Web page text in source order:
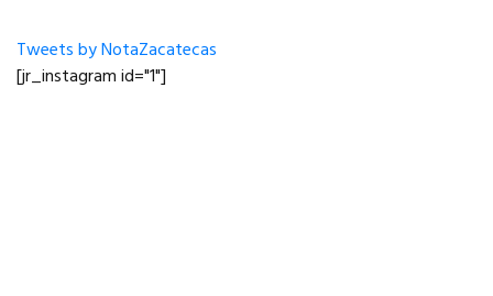
Tweets by NotaZacatecas
[jr_instagram id="1"]